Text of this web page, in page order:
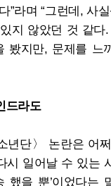
”라며 “그런데, 사
지 않았던 것 같다
봤지만, 문제를 느
드라도
년단〉 논란은 어쩌
시 일어날 수 있는
했을 뿐’이었다는